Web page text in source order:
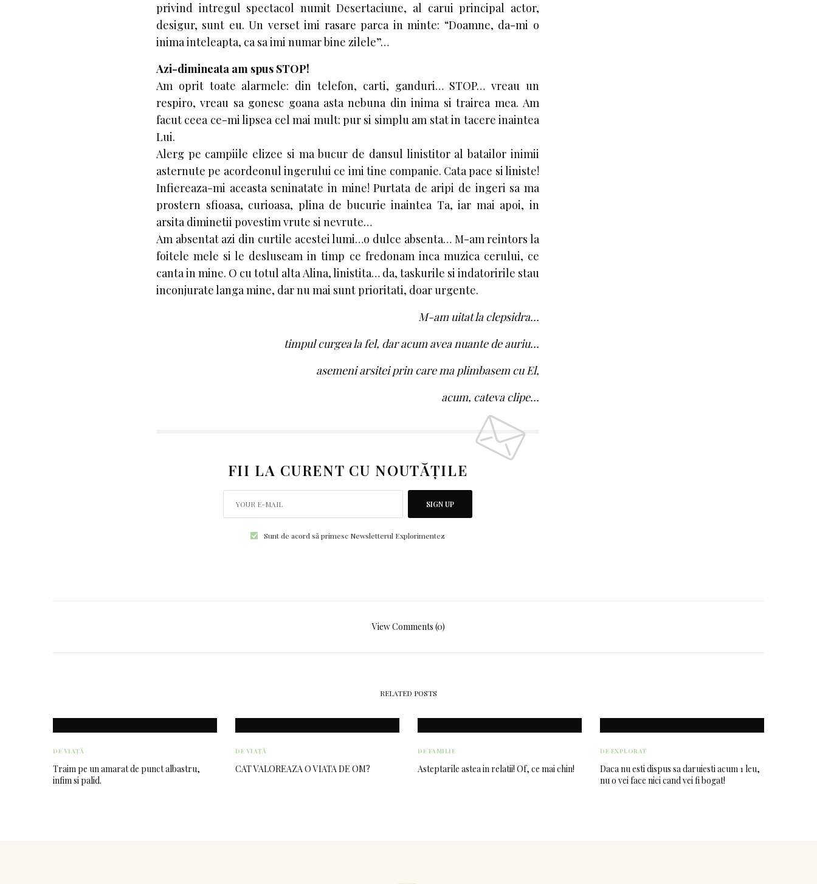
privind intregul spectacol numit Desertaciune, al carui principal actor,
desigur, sunt eu. Un verset imi rasare parca in minte: “Doamne, da-mi o
inima inteleapta, ca sa imi numar bine zilele”…
Azi-dimineata am spus STOP!
Am oprit toate alarmele: din telefon, carti, ganduri… STOP… vreau un
respiro, vreau sa gonesc goana asta nebuna din inima si trairea mea. Am
facut ceea ce-mi lipsea cel mai mult: pur si simplu am stat in tacere inaintea
Lui.
Alerg pe campiile elizee si ma bucur de dansul linistitor al batailor inimii
asternute pe acordeonul ingerului ce imi tine companie. Cata pace si liniste!
Infiereaza-mi aceasta seninatate in mine! Purtata de aripi de ingeri sa ma
prostern sfioasa, curioasa, plina de bucurie inaintea Ta, iar mai apoi, in
arsita diminetii povestim vrute si nevrute…
Am absentat azi din curtile acestei lumi…o dulce absenta… M-am reintors la
foitele mele si le desluseam in timp ce fredonam inca muzica cerului, ce
canta in mine. O cu totul alta Alina, linistita… da, taskurile si indatoririle stau
inconjurate langa mine, dar nu mai sunt prioritati, doar urgente.
M-am uitat la clepsidra…
timpul curgea la fel, dar acum avea nuante de auriu…
asemeni arsitei prin care ma plimbasem cu El,
acum, cateva clipe…
FII LA CURENT CU NOUTĂȚILE
SIGN UP
Sunt de acord să primesc Newsletterul Explorimentez
View Comments (0)
RELATED POSTS
DE VIAȚĂ
Traim pe un amarat de punct albastru,
infim si palid.
DE VIAȚĂ
CAT VALOREAZA O VIATA DE OM?
DE FAMILIE
Asteptarile astea in relatii! Of, ce mai chin!
DE EXPLORAT
Daca nu esti dispus sa daruiesti acum 1 leu,
nu o vei face nici cand vei fi bogat!